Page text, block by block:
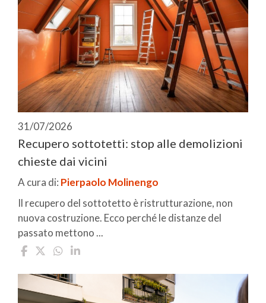
31/07/2026
Recupero sottotetti: stop alle demolizioni
chieste dai vicini
A cura di: Pierpaolo Molinengo
Il recupero del sottotetto è ristrutturazione, non
nuova costruzione. Ecco perché le distanze del
passato mettono ...